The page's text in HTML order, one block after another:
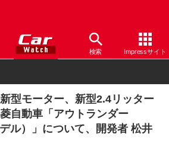
検索 Impressサイト
ジュネーブショー 2018
型モーター、新型2.4リッター
自動車「アウトランダー
ル）」について、開発者 松井